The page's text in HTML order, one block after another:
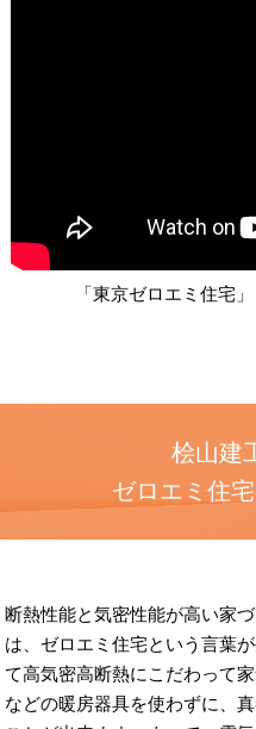
「東京ゼロエミ住宅
桧山建
ゼロエミ住
断熱性能と気密性能が高い家
は、ゼロエミ住宅という言葉
て高気密高断熱にこだわって
などの暖房器具を使わずに、